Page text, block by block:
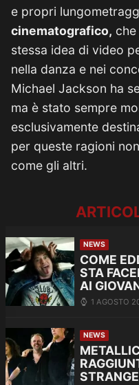
e propri
cinematografico,
stessa idea di video
nella danza e nei
Michael Jackson ha
ma è stato sempre
esclusivamente
per queste ragioni
come gli altri.
NEWS
COME
STA
AI
1 AGOSTO
NEWS